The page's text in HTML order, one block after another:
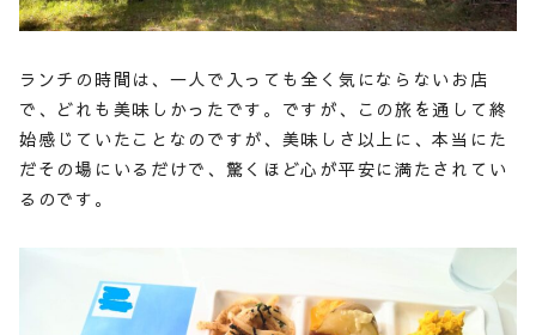
ランチの時間は、一人で入っても全く気にならないお店
で、どれも美味しかったです。ですが、この旅を通して終
始感じていたことなのですが、美味しさ以上に、本当にた
だその場にいるだけで、驚くほど心が平安に満たされてい
るのです。